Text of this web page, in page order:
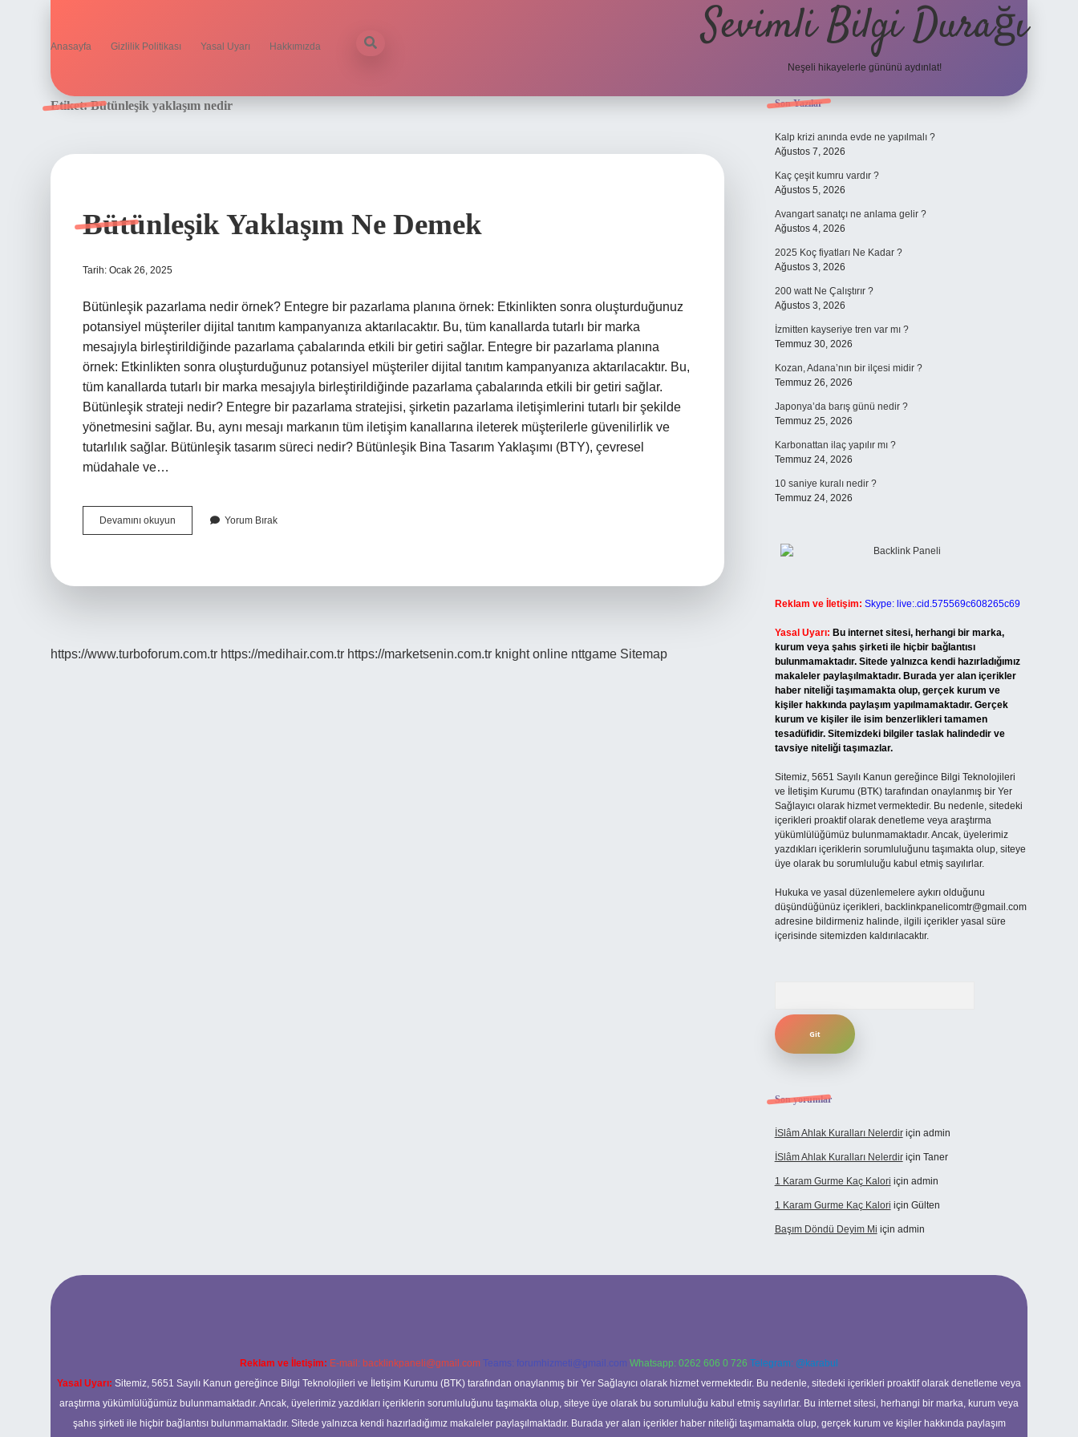
Anasayfa Gizlilik Politikası Yasal Uyarı Hakkımızda Sevimli Bilgi Durağı
Neşeli hikayelerle gününü aydınlat!
Etiket:Bütünleşik yaklaşım nedir
Bütünleşik Yaklaşım Ne Demek
Tarih: Ocak 26, 2025
Bütünleşik pazarlama nedir örnek? Entegre bir pazarlama planına örnek: Etkinlikten sonra oluşturduğunuz
potansiyel müşteriler dijital tanıtım kampanyanıza aktarılacaktır. Bu, tüm kanallarda tutarlı bir marka
mesajıyla birleştirildiğinde pazarlama çabalarında etkili bir getiri sağlar. Entegre bir pazarlama planına
örnek: Etkinlikten sonra oluşturduğunuz potansiyel müşteriler dijital tanıtım kampanyanıza aktarılacaktır. Bu,
tüm kanallarda tutarlı bir marka mesajıyla birleştirildiğinde pazarlama çabalarında etkili bir getiri sağlar.
Bütünleşik strateji nedir? Entegre bir pazarlama stratejisi, şirketin pazarlama iletişimlerini tutarlı bir şekilde
yönetmesini sağlar. Bu, aynı mesajı markanın tüm iletişim kanallarına ileterek müşterilerle güvenilirlik ve
tutarlılık sağlar. Bütünleşik tasarım süreci nedir? Bütünleşik Bina Tasarım Yaklaşımı (BTY), çevresel
müdahale ve…
Devamını okuyun Bütünleşik
Yaklaşım
Yorum Bırak
https://www.turboforum.com.tr https://medihair.com.tr https://marketsenin.com.tr knight online nttgame Sitemap
Sidebar
Son Yazılar
Kalp krizi anında evde ne yapılmalı ?
Ağustos 7, 2026
Kaç çeşit kumru vardır ?
Ağustos 5, 2026
Avangart sanatçı ne anlama gelir ?
Ağustos 4, 2026
2025 Koç fiyatları Ne Kadar ?
Ağustos 3, 2026
200 watt Ne Çalıştırır ?
Ağustos 3, 2026
İzmitten kayseriye tren var mı ?
Temmuz 30, 2026
Kozan, Adana’nın bir ilçesi midir ?
Temmuz 26, 2026
Japonya’da barış günü nedir ?
Temmuz 25, 2026
Karbonattan ilaç yapılır mı ?
Temmuz 24, 2026
10 saniye kuralı nedir ?
Temmuz 24, 2026
Reklam ve İletişim: Skype: live:.cid.575569c608265c69
Yasal Uyarı: Bu internet sitesi, herhangi bir marka,
kurum veya şahıs şirketi ile hiçbir bağlantısı
bulunmamaktadır. Sitede yalnızca kendi hazırladığımız
makaleler paylaşılmaktadır. Burada yer alan içerikler
haber niteliği taşımamakta olup, gerçek kurum ve
kişiler hakkında paylaşım yapılmamaktadır. Gerçek
kurum ve kişiler ile isim benzerlikleri tamamen
tesadüfidir. Sitemizdeki bilgiler taslak halindedir ve
tavsiye niteliği taşımazlar.
Sitemiz, 5651 Sayılı Kanun gereğince Bilgi Teknolojileri
ve İletişim Kurumu (BTK) tarafından onaylanmış bir Yer
Sağlayıcı olarak hizmet vermektedir. Bu nedenle, sitedeki
içerikleri proaktif olarak denetleme veya araştırma
yükümlülüğümüz bulunmamaktadır. Ancak, üyelerimiz
yazdıkları içeriklerin sorumluluğunu taşımakta olup, siteye
üye olarak bu sorumluluğu kabul etmiş sayılırlar.
Hukuka ve yasal düzenlemelere aykırı olduğunu
düşündüğünüz içerikleri, backlinkpanelicomtr@gmail.com
adresine bildirmeniz halinde, ilgili içerikler yasal süre
içerisinde sitemizden kaldırılacaktır.
Son yorumlar
İSlâm Ahlak Kuralları Nelerdiriçin admin
İSlâm Ahlak Kuralları Nelerdiriçin Taner
1 Karam Gurme Kaç Kalori için admin
1 Karam Gurme Kaç Kalori için Gülten
Başım Döndü Deyim Mi için admin
Reklam ve İletişim: E-mail: backlinkpaneli@gmail.com Teams: forumhizmeti@gmail.com Whatsapp: 0262 606 0 726 Telegram: @karabul
Yasal Uyarı: Sitemiz, 5651 Sayılı Kanun gereğince Bilgi Teknolojileri ve İletişim Kurumu (BTK) tarafından onaylanmış bir Yer Sağlayıcı olarak hizmet vermektedir. Bu nedenle, sitedeki içerikleri proaktif olarak denetleme veya
araştırma yükümlülüğümüz bulunmamaktadır. Ancak, üyelerimiz yazdıkları içeriklerin sorumluluğunu taşımakta olup, siteye üye olarak bu sorumluluğu kabul etmiş sayılırlar. Bu internet sitesi, herhangi bir marka, kurum veya
şahıs şirketi ile hiçbir bağlantısı bulunmamaktadır. Sitede yalnızca kendi hazırladığımız makaleler paylaşılmaktadır. Burada yer alan içerikler haber niteliği taşımamakta olup, gerçek kurum ve kişiler hakkında paylaşım